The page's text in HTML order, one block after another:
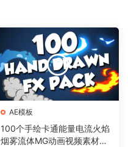
AE模板
100个手绘卡通能量电流火焰
烟雾流体MG动画视频素材